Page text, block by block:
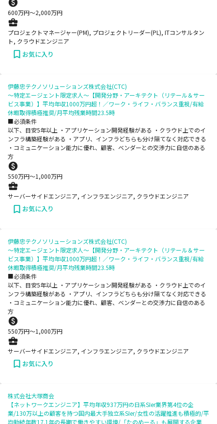
600万円〜2,000万円
プロジェクトマネージャー(PM), プロジェクトリーダー(PL), ITコンサルタン
ト, クラウドエンジニア
お気に入り
伊藤忠テクノソリューションズ株式会社(CTC)
～特定エージェント限定求人～【開発分野・アーキテクト（リテール＆サー
ビス事業）】平均年収1000万円超！／ワーク・ライフ・バランス重視/有給
休暇取得積極推奨/月平均残業時間23.5時
■必須条件
以下、目安5年以上 ・アプリケーション開発経験がある ・クラウド上でのイ
ンフラ構築経験がある ・アプリ、インフラどちらも分け隔てなく対応できる
・コミュニケーション能力に優れ、顧客、ベンダーとの交渉力に自信のある
方
550万円〜1,000万円
サーバーサイドエンジニア, インフラエンジニア, クラウドエンジニア
お気に入り
伊藤忠テクノソリューションズ株式会社(CTC)
～特定エージェント限定求人～【開発分野・アーキテクト（リテール＆サー
ビス事業）】平均年収1000万円超！／ワーク・ライフ・バランス重視/有給
休暇取得積極推奨/月平均残業時間23.5時
■必須条件
以下、目安5年以上 ・アプリケーション開発経験がある ・クラウド上でのイ
ンフラ構築経験がある ・アプリ、インフラどちらも分け隔てなく対応できる
・コミュニケーション能力に優れ、顧客、ベンダーとの交渉力に自信のある
方
550万円〜1,000万円
サーバーサイドエンジニア, インフラエンジニア, クラウドエンジニア
お気に入り
株式会社大塚商会
【ネットワークエンジニア】平均年収937万円の日系SIer業界第4位の企
業/130万以上の顧客を持つ国内最大手独立系SIer/女性の活躍推進も積極的/平
均勤続年数17.1年の長期で働きやすい環境/「たのめーる」も展開する企業